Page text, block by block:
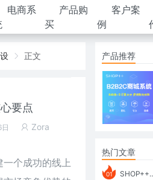
电商系
产品购
买
客户案
例
正文
要点
Zora
一个成功的线上
产品推荐
热门文章
01 SHOP++ B2B2C V9.1 全新发布 新亮点